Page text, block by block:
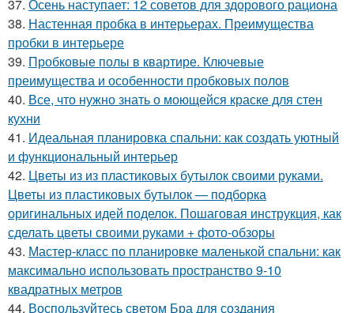
37. Осень наступает: 12 советов для здорового рациона
38. Настенная пробка в интерьерах. Преимущества
пробки в интерьере
39. Пробковые полы в квартире. Ключевые
преимущества и особенности пробковых полов
40. Все, что нужно знать о моющейся краске для стен
кухни
41. Идеальная планировка спальни: как создать уютный
и функциональный интерьер
42. Цветы из из пластиковых бутылок своими руками.
Цветы из пластиковых бутылок — подборка
оригинальных идей поделок. Пошаговая инструкция, как
сделать цветы своими руками + фото-обзоры
43. Мастер-класс по планировке маленькой спальни: как
максимально использовать пространство 9-10
квадратных метров
44. Воспользуйтесь светом Бра для создания